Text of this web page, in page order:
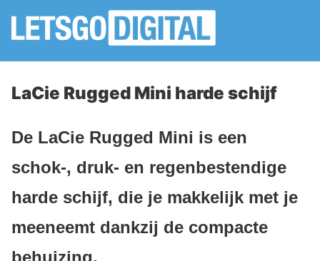
LaCie Rugged Mini harde schijf
De LaCie Rugged Mini is een
schok-, druk- en regenbestendige
harde schijf, die je makkelijk met je
meeneemt dankzij de compacte
behuizing.